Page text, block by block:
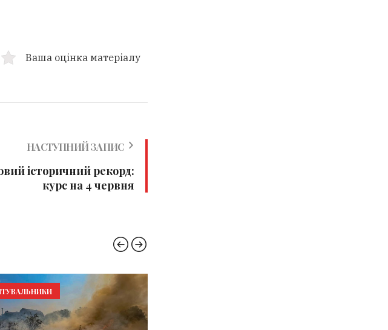
Ваша оцінка матеріалу
НАСТУПНИЙ ЗАПИС
історичний рекорд:
курс на 4 червня